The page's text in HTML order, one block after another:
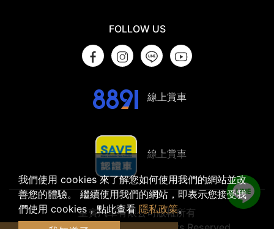
FOLLOW US
線上賞車
線上賞車
皇賓汽車有限公司版權所有
我們使用 cookies 來了解您如何使用我們的網站並改
善您的體驗。 繼續使用我們的網站，即表示您接受我
們使用 cookies，點此查看隱私政策。